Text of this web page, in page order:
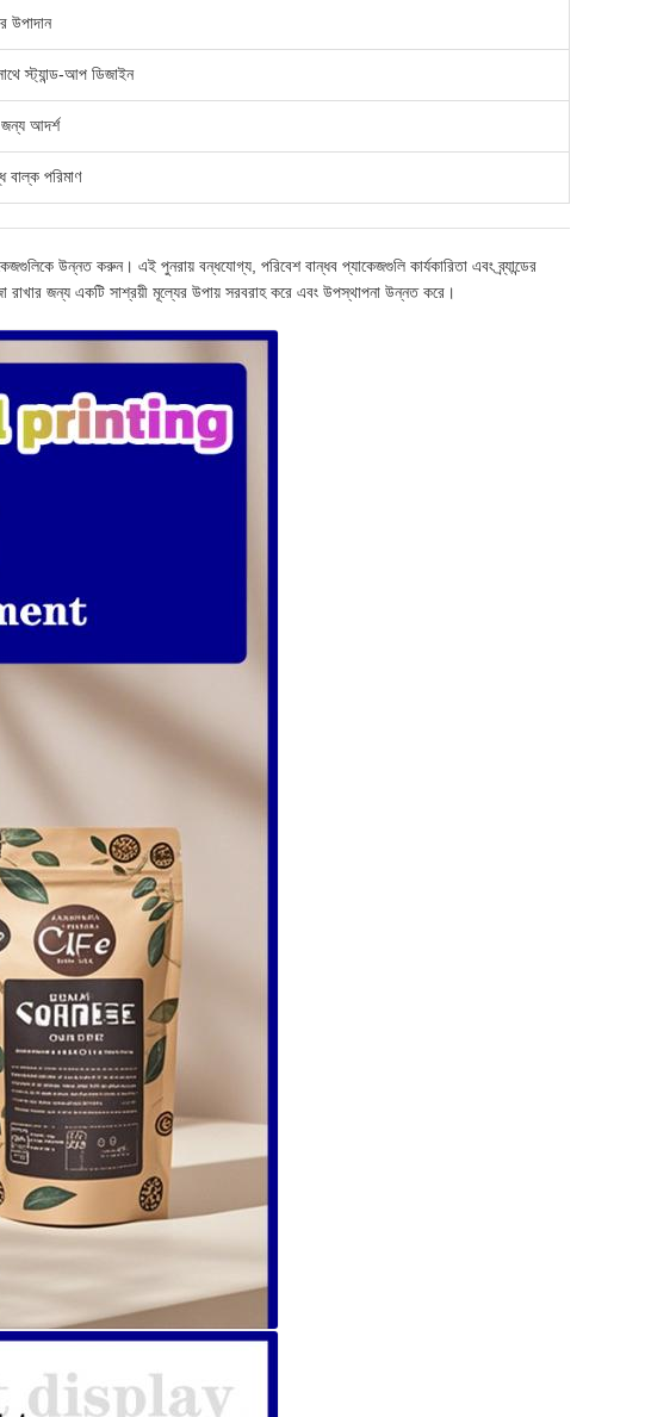
উপাদান
স্ট্যান্ড-আপ ডিজাইন
জন্য আদর্শ
বাল্ক পরিমাণ
উন্নত করুন। এই পুনরায় বন্ধযোগ্য, পরিবেশ বান্ধব প্যাকেজগুলি কার্যকারিতা এবং ব্র্যান্ডের
রাখার জন্য একটি সাশ্রয়ী মূল্যের উপায় সরবরাহ করে এবং উপস্থাপনা উন্নত করে।